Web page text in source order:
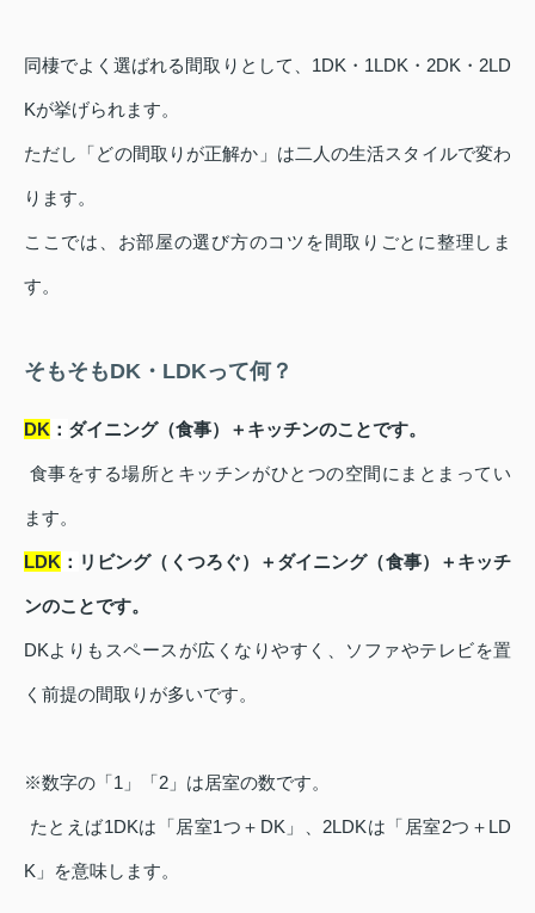
同棲でよく選ばれる間取りとして、1DK・1LDK・2DK・2LD
Kが挙げられます。
ただし「どの間取りが正解か」は二人の生活スタイルで変わ
ります。
ここでは、お部屋の選び方のコツを間取りごとに整理しま
す。
そもそもDK・LDKって何？
DK ： ダイニング（食事）＋キッチンのことです。
食事をする場所とキッチンがひとつの空間にまとまってい
ます。
LDK ： リビング（くつろぐ）＋ダイニング（食事）＋キッチ
ンのことです。
DKよりもスペースが広くなりやすく、ソファやテレビを置
く前提の間取りが多いです。
※数字の「1」「2」は居室の数です。
たとえば1DKは「居室1つ＋DK」、2LDKは「居室2つ＋LD
K」を意味します。